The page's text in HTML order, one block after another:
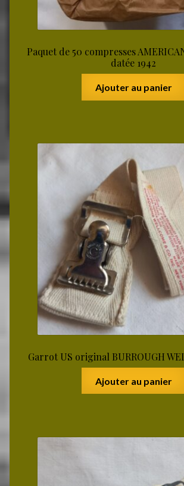
Paquet de 50 compresses
datée 1942
Ajouter au panier
Garrot US original BURROUGH
Ajouter au panier